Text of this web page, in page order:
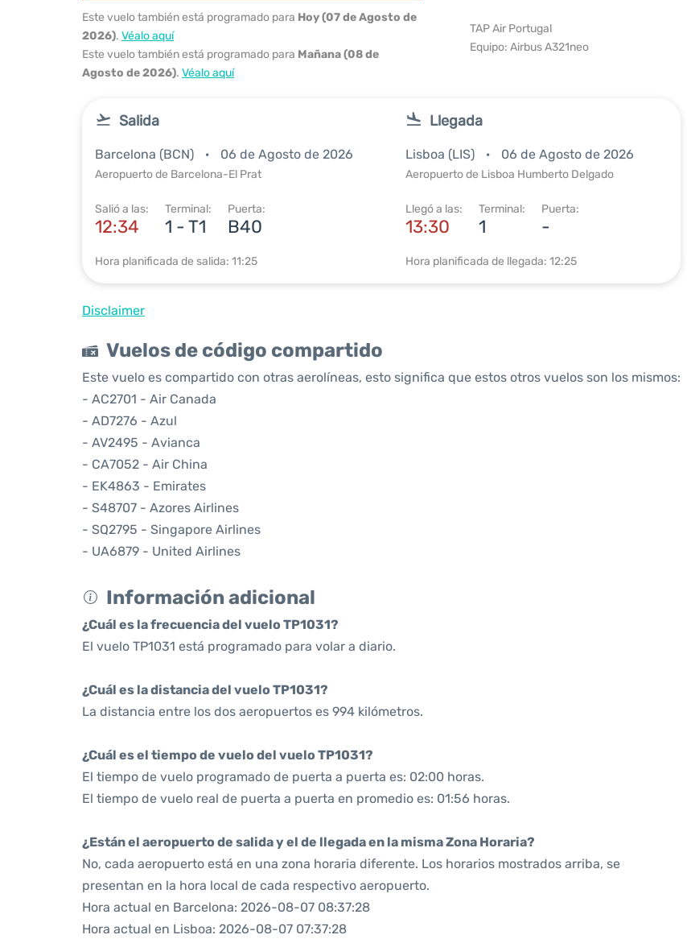
Este vuelo también está programado para Hoy (07 de Agosto de
2026). Véalo aquí
Este vuelo también está programado para Mañana (08 de
Agosto de 2026). Véalo aquí
TAP Air Portugal
Equipo: Airbus A321neo
Salida
Barcelona (BCN) 06 de Agosto de 2026
Aeropuerto de Barcelona-El Prat
Salió a las:
12:34
Terminal:
1 - T1
Puerta:
B40
Hora planificada de salida: 11:25
Llegada
Lisboa (LIS) 06 de Agosto de 2026
Aeropuerto de Lisboa Humberto Delgado
Llegó a las:
13:30
Terminal:
1
Puerta:
-
Hora planificada de llegada: 12:25
Disclaimer
Vuelos de código compartido
Este vuelo es compartido con otras aerolíneas, esto significa que estos otros vuelos son los mismos:
- AC2701 - Air Canada
- AD7276 - Azul
- AV2495 - Avianca
- CA7052 - Air China
- EK4863 - Emirates
- S48707 - Azores Airlines
- SQ2795 - Singapore Airlines
- UA6879 - United Airlines
Información adicional
¿Cuál es la frecuencia del vuelo TP1031?
El vuelo TP1031 está programado para volar a diario.
¿Cuál es la distancia del vuelo TP1031?
La distancia entre los dos aeropuertos es 994 kilómetros.
¿Cuál es el tiempo de vuelo del vuelo TP1031?
El tiempo de vuelo programado de puerta a puerta es: 02:00 horas.
El tiempo de vuelo real de puerta a puerta en promedio es: 01:56 horas.
¿Están el aeropuerto de salida y el de llegada en la misma Zona Horaria?
No, cada aeropuerto está en una zona horaria diferente. Los horarios mostrados arriba, se
presentan en la hora local de cada respectivo aeropuerto.
Hora actual en Barcelona: 2026-08-07 08:37:28
Hora actual en Lisboa: 2026-08-07 07:37:28